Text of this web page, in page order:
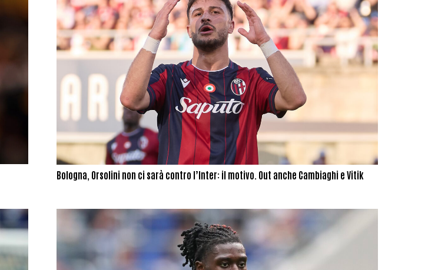
Bologna, Orsolini non ci sarà contro l’Inter: il motivo. Out anche Cambiaghi e Vitik